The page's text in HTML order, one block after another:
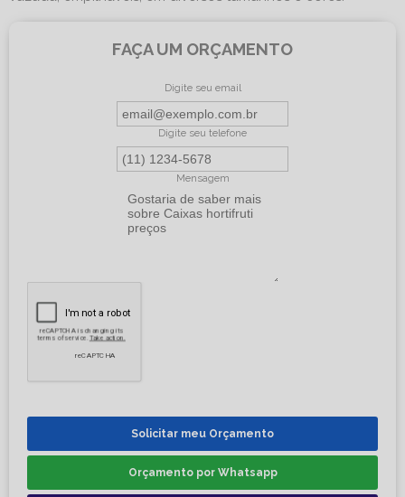
FAÇA UM ORÇAMENTO
Digite seu email
Digite seu telefone
Mensagem
Solicitar meu Orçamento
Orçamento por Whatsapp